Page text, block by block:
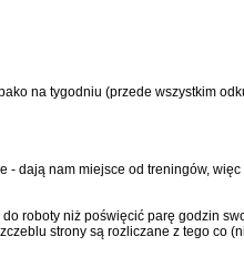
na tygodniu (przede wszystkim
dają nam miejsce od treningów,
roboty niż poświęcić parę godzin
strony są rozliczane z tego co